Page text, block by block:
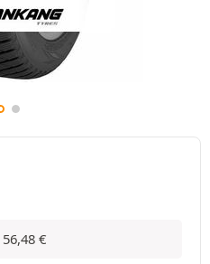
56,48 €